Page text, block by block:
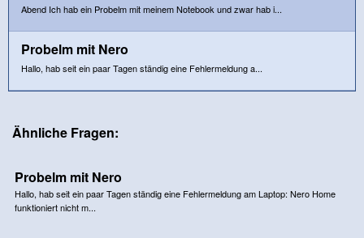
Abend Ich hab ein Probelm mit meinem Notebook und zwar hab i...
Probelm mit Nero
Hallo, hab seit ein paar Tagen ständig eine Fehlermeldung a...
Ähnliche Fragen:
Probelm mit Nero
Hallo, hab seit ein paar Tagen ständig eine Fehlermeldung am Laptop: Nero Home
funktioniert nicht m...